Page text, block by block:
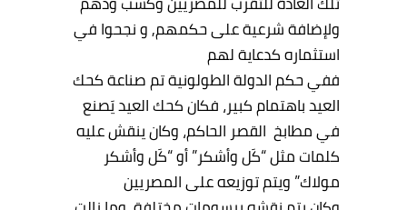
ولإضافة شرعية على حكمهم, و نجحوا في
استثماره كدعاية لهم
ففي حكم الدولة الطولونية تم صناعة كحك
العيد باهتمام كبير، فكان كحك العيد يَصنع
في مطابخ القصر الحاكم، وكان ينقش عليه
كلمات مثل “كَل وأشكر” أو “كَل وأشكر
مولاك” ويتم توزيعه على المصريين